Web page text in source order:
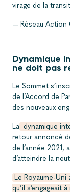
virage de la
— Réseau Action
Dynamique
ne doit pas
Le Sommet
de l’Accord de
des nouveaux
La dynamique
retour annoncé
de l’année 2021,
d’atteindre la
Le Royaume-
qu’il s’engageait